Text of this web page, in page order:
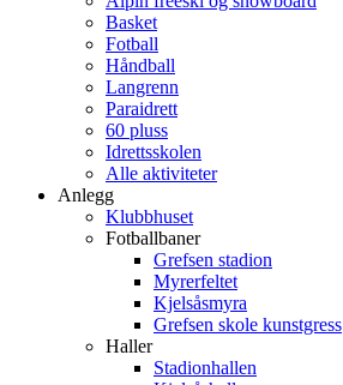
Basket
Fotball
Håndball
Langrenn
Paraidrett
60 pluss
Idrettsskolen
Alle aktiviteter
Anlegg
Klubbhuset
Fotballbaner
Grefsen stadion
Myrerfeltet
Kjelsåsmyra
Grefsen skole kunstgress
Haller
Stadionhallen